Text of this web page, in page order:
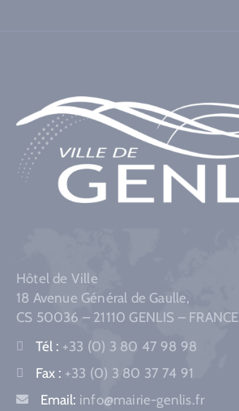
Hôtel de Ville
18 Avenue Général de Gaulle,
CS 50036 – 21110 GENLIS – FRANCE
Tél : +33 (0) 3 80 47 98 98
Fax : +33 (0) 3 80 37 74 91
Email: info@mairie-genlis.fr